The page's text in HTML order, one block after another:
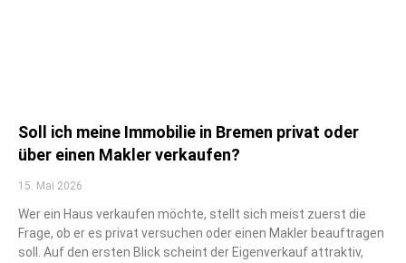
Soll ich meine Immobilie in Bremen privat oder
über einen Makler verkaufen?
15. Mai 2026
Wer ein Haus verkaufen möchte, stellt sich meist zuerst die
Frage, ob er es privat versuchen oder einen Makler beauftragen
soll. Auf den ersten Blick scheint der Eigenverkauf attraktiv,